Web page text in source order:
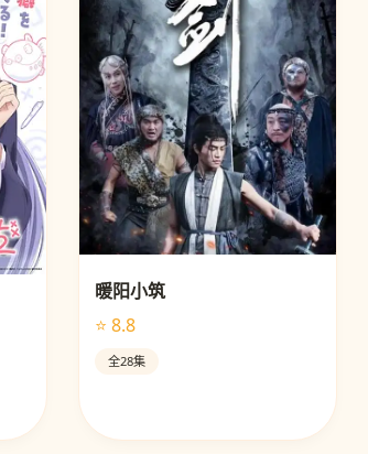
暖阳小筑
⭐ 8.8
全28集